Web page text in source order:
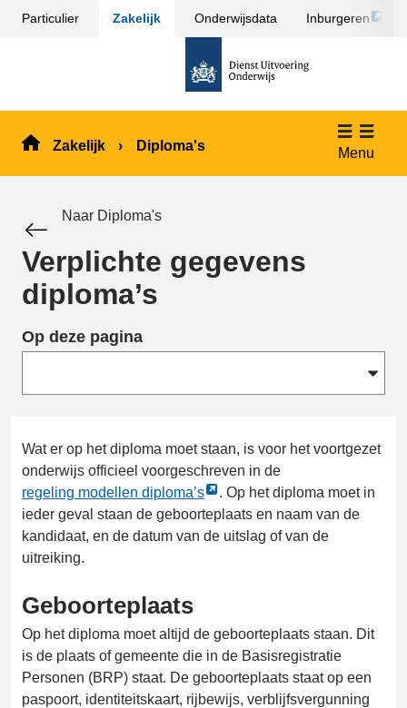
Sla
inhoud
Particulier Zakelijk Onderwijsdata Inburgeren
Link
pagina
de
Zakelijk Diploma's Menu
Naar Diploma's
Verplichte gegevens
diploma’s
Op deze pagina
Wat er op het diploma moet staan, is voor het voortgezet
onderwijs officieel voorgeschreven in de
regeling modellen diploma’s
Link
opent
externe
pagina
een
tabblad
. Op het diploma moet in
ieder geval staan de geboorteplaats en naam van de
kandidaat, en de datum van de uitslag of van de
uitreiking.
Geboorteplaats
Op het diploma moet altijd de geboorteplaats staan. Dit
is de plaats of gemeente die in de Basisregistratie
Personen (BRP) staat. De geboorteplaats staat op een
paspoort, identiteitskaart, rijbewijs, verblijfsvergunning